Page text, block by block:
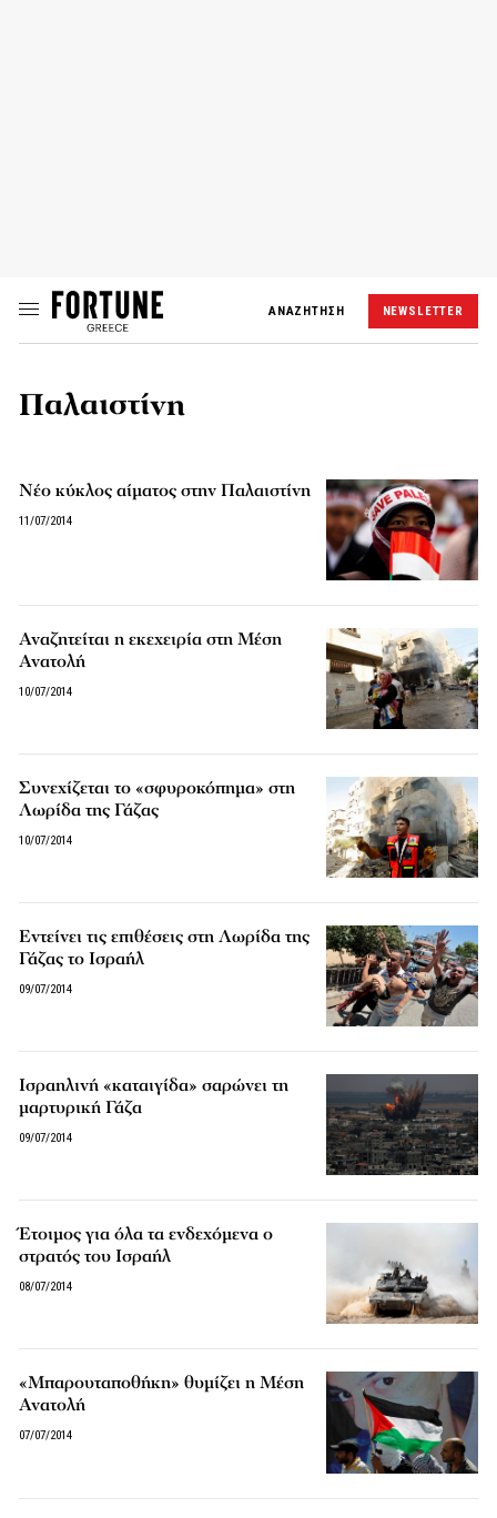
ΑΝΑΖΗΤΗΣΗ NEWSLETTER
Παλαιστίνη
Νέο κύκλος αίματος στην Παλαιστίνη
11/07/2014
Αναζητείται η εκεχειρία στη Μέση
Ανατολή
10/07/2014
Συνεχίζεται το «σφυροκόπημα» στη
Λωρίδα της Γάζας
10/07/2014
Εντείνει τις επιθέσεις στη Λωρίδα της
Γάζας το Ισραήλ
09/07/2014
Ισραηλινή «καταιγίδα» σαρώνει τη
μαρτυρική Γάζα
09/07/2014
Έτοιμος για όλα τα ενδεχόμενα ο
στρατός του Ισραήλ
08/07/2014
«Μπαρουταποθήκη» θυμίζει η Μέση
Ανατολή
07/07/2014